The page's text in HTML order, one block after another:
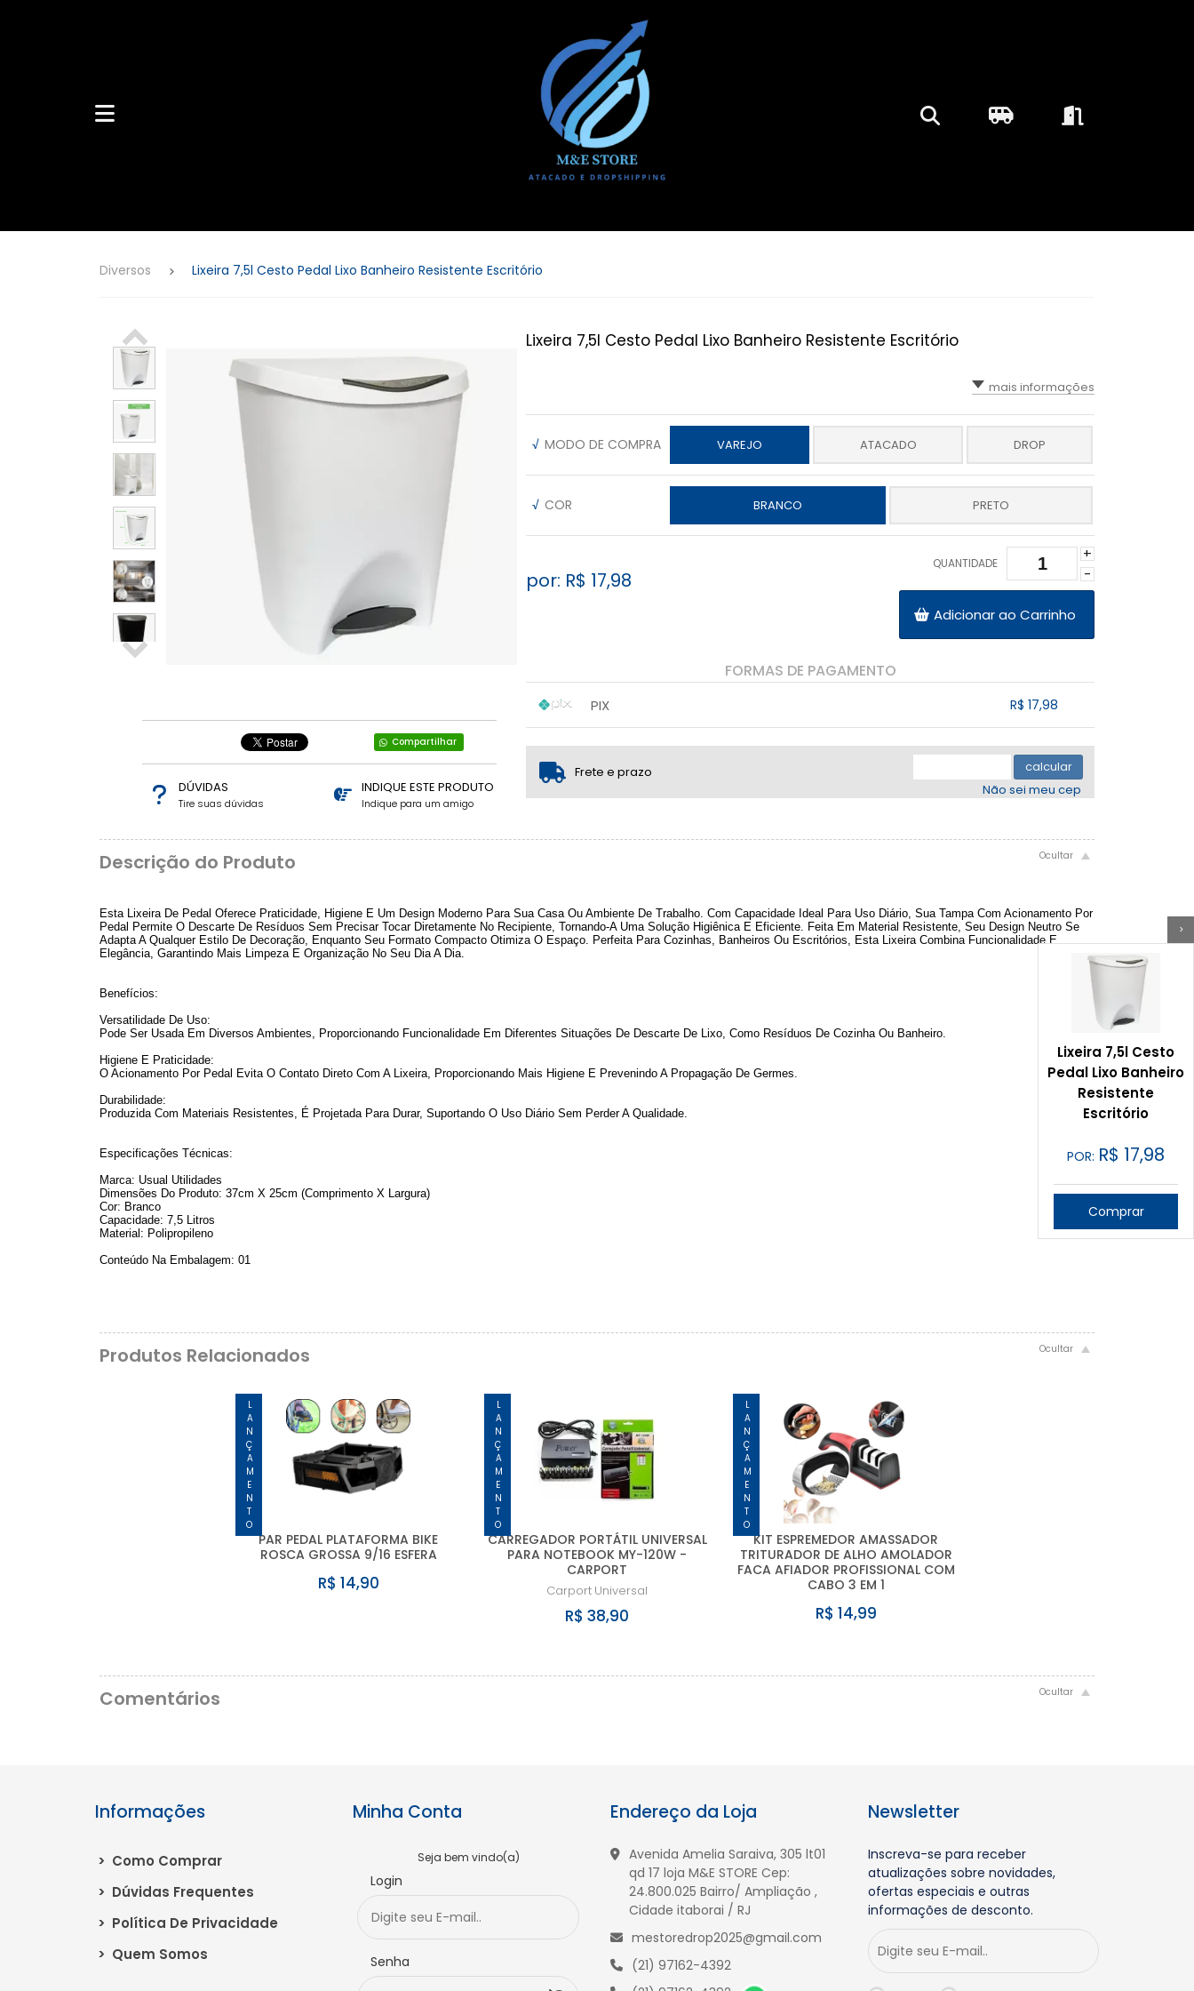
Acessòrios
Barbearia
Relógios e
Smartwatch
Diversos
Ring Light
Informática
Brinquedos
Mãe e Bebê,
Brinquedos.
>
Lixeira 7,5l Cesto
Pedal Lixo Banheiro
Resistente
Escritório
POR: R$ 17,98
Comprar
Diversos Lixeira 7,5l Cesto Pedal Lixo Banheiro Resistente Escritório
Compartilhar
DÚVIDAS
Tire suas dúvidas
INDIQUE ESTE PRODUTO
Indique para um amigo
Lixeira 7,5l Cesto Pedal Lixo Banheiro Resistente Escritório
mais informações
√ MODO DE COMPRA VAREJO ATACADO DROP
√ COR BRANCO PRETO
por: R$ 17,98
QUANTIDADE
+
-
Adicionar ao Carrinho
FORMAS DE PAGAMENTO
PIX
R$ 17,98
... ....
Frete e prazo
calcular
Não sei meu cep
Descrição do Produto
Esta Lixeira De Pedal Oferece Praticidade, Higiene E Um Design Moderno Para Sua Casa Ou Ambiente De Trabalho. Com Capacidade Ideal Para Uso Diário, Sua Tampa Com Acionamento Por
Pedal Permite O Descarte De Resíduos Sem Precisar Tocar Diretamente No Recipiente, Tornando-A Uma Solução Higiênica E Eficiente. Feita Em Material Resistente, Seu Design Neutro Se
Adapta A Qualquer Estilo De Decoração, Enquanto Seu Formato Compacto Otimiza O Espaço. Perfeita Para Cozinhas, Banheiros Ou Escritórios, Esta Lixeira Combina Funcionalidade E
Elegância, Garantindo Mais Limpeza E Organização No Seu Dia A Dia.
Benefícios:
Versatilidade De Uso:
Pode Ser Usada Em Diversos Ambientes, Proporcionando Funcionalidade Em Diferentes Situações De Descarte De Lixo, Como Resíduos De Cozinha Ou Banheiro.
Higiene E Praticidade:
O Acionamento Por Pedal Evita O Contato Direto Com A Lixeira, Proporcionando Mais Higiene E Prevenindo A Propagação De Germes.
Durabilidade:
Produzida Com Materiais Resistentes, É Projetada Para Durar, Suportando O Uso Diário Sem Perder A Qualidade.
Especificações Técnicas:
Marca: Usual Utilidades
Dimensões Do Produto: 37cm X 25cm (Comprimento X Largura)
Cor: Branco
Capacidade: 7,5 Litros
Material: Polipropileno
Conteúdo Na Embalagem: 01
Produtos Relacionados
LANÇAMENTO
PAR PEDAL PLATAFORMA BIKE
ROSCA GROSSA 9/16 ESFERA
R$ 14,90
LANÇAMENTO
CARREGADOR PORTÁTIL UNIVERSAL
PARA NOTEBOOK MY-120W -
CARPORT
Carport Universal
R$ 38,90
LANÇAMENTO
KIT ESPREMEDOR AMASSADOR
TRITURADOR DE ALHO AMOLADOR
FACA AFIADOR PROFISSIONAL COM
CABO 3 EM 1
R$ 14,99
Comentários
Informações
> Como Comprar
> Dúvidas Frequentes
> Política De Privacidade
> Quem Somos
Minha Conta
Seja bem vindo(a)
Login
Senha
Endereço da Loja
Avenida Amelia Saraiva, 305 lt01
qd 17 loja M&E STORE Cep:
24.800.025 Bairro/ Ampliação ,
Cidade itaborai / RJ
mestoredrop2025@gmail.com
(21) 97162-4392
Newsletter
Inscreva-se para receber
atualizações sobre novidades,
ofertas especiais e outras
informações de desconto.